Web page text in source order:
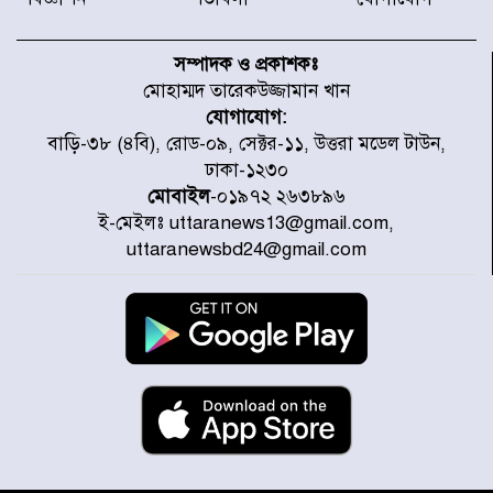
সাগরে অবমুক্ত
মাতারবাড়ী পৌঁছে নির্ধারিত কর্মসূচিতে
যোগ দিয়েছেন প্রধানমন্ত্রী
জাতীয় সাংবাদিক সংস্থার পিরোজপুর
জেলা কমিটি অনুমোদন
গণঅভ্যুত্থানের তথ্য বিশ্বমিডিয়ায় পৌঁছে
দিতেন আদীব, গুমের চেষ্টা ৩ বার
বাঁশখালীকে বন্যা মুক্ত করার সকল
পদক্ষেপ নেয়া হবে- আসাদুল হাবিব দুলু
সম্পাদক ও প্রকাশকঃ
মোহাম্মদ তারেকউজ্জামান খান
যোগাযোগ:
বাড়ি-৩৮ (৪বি), রোড-০৯, সেক্টর-১১, উত্তরা মডেল টাউন,
ঢাকা-১২৩০
মোবাইল-০১৯৭২ ২৬৩৮৯৬
ই-মেইলঃ uttaranews13@gmail.com,
uttaranewsbd24@gmail.com